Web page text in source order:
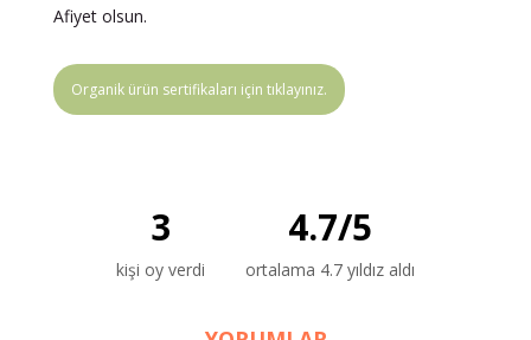
Afiyet olsun.
Organik ürün sertifikaları için tıklayınız.
3
kişi oy verdi
4.7/5
ortalama 4.7 yıldız aldı